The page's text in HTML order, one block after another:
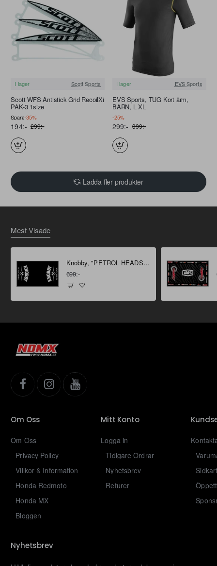
REA
I lager Scott Sports
Scott WFS Antistick Grid RecoilXi
PAK-3 1size
Spara-35%
194:- 299:-
I lager EVS Sports
EVS Sports, TUG Kort ärm,
BARN, L XL
-25%
299:- 399:-
Ladda fler produkter
Mest Visade
Knobby, "PETROL HEADS" Miljömatta 160 X 100 cm
699:-
Om Oss
Om Oss
Privacy Policy
Villkor & Information
Honda Redmoto
Honda MX
Bloggen
Mitt Konto
Logga in
Tidigare Ordrar
Nyhetsbrev
Returer
Nyhetsbrev